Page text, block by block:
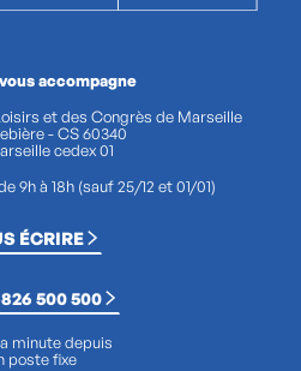
accompagne
et des Congrès de Marseille
- CS 60340
cedex 01
9h à 18h (sauf 25/12 et 01/01)
ÉCRIRE
500 500
minute depuis
poste fixe